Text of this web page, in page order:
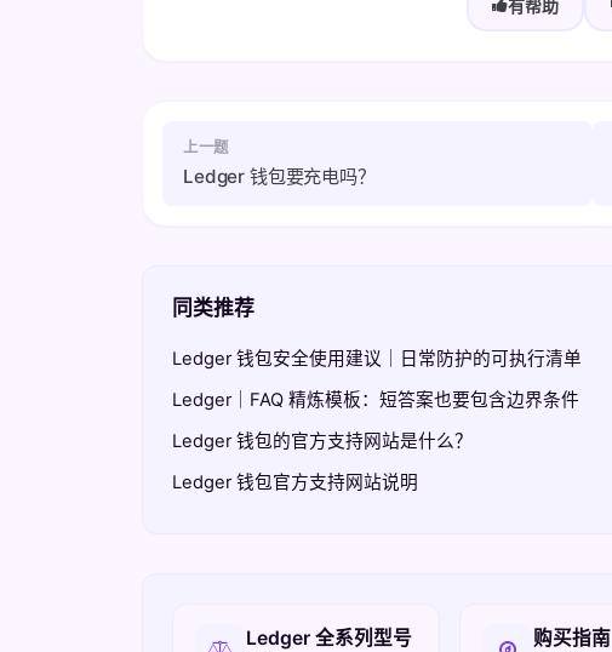
有帮助
上一题
Ledger 钱包要充电吗？
同类推荐
Ledger 钱包安全使用建议｜日常防护的可执行清单
Ledger｜FAQ 精炼模板：短答案也要包含边界条件
Ledger 钱包的官方支持网站是什么？
Ledger 钱包官方支持网站说明
相关入口
Ledger 全系列型号
购买指南